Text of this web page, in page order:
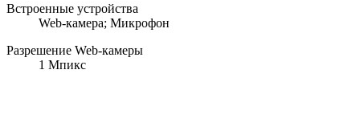
Встроенные устройства
Web-камера; Микрофон
Разрешение Web-камеры
1 Мпикс